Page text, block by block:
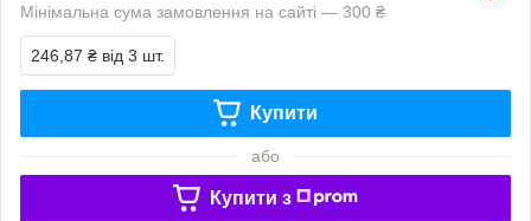
Мінімальна сума замовлення на сайті — 300 ₴
246,87 ₴ від 3 шт.
Купити
або
Купити з